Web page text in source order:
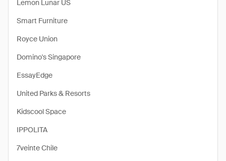
Lemon Lunar US
Smart Furniture
Royce Union
Domino's Singapore
EssayEdge
United Parks & Resorts
Kidscool Space
IPPOLITA
7veinte Chile